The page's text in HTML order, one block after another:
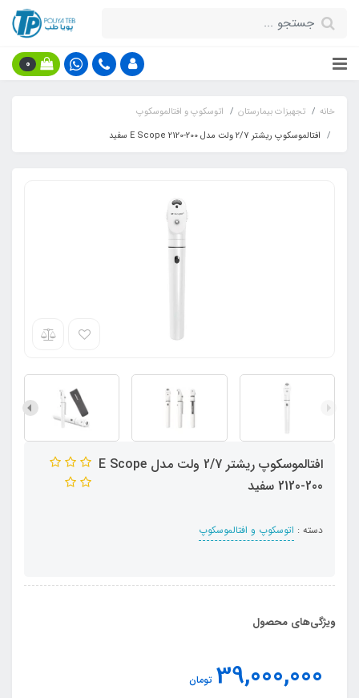
0
خانه تجهیزات بیمارستان
اتوسکوپ و افتالموسکوپ
افتالموسکوپ ریشتر 2/7 ولت مدل E Scope 2120-200 سفید
افتالموسکوپ ریشتر 2/7 ولت مدل E Scope
2120-200 سفید
دسته : اتوسکوپ و افتالموسکوپ
ویژگی‌های محصول
39,000,000 تومان